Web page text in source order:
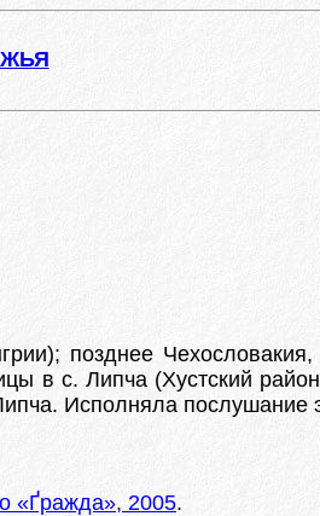
позднее Чехословакия,
в с. Липча (Хустский
Исполняла послушание
«Ґражда», 2005.